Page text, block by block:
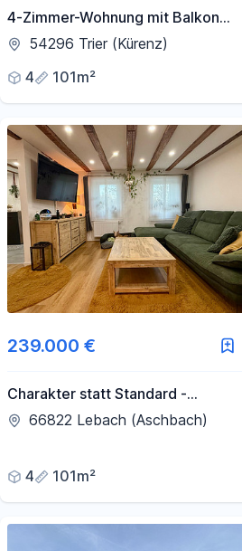
4-Zimmer-Wohnung mit Balkon
und Garage in Trier-Kürenz
54296 Trier (Kürenz)
4
101m²
239.000 €
Charakter statt Standard -
energetisch saniertes Wohnhaus
66822 Lebach (Aschbach)
4 101m²